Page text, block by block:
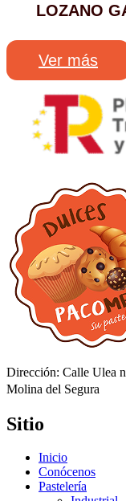
LOZANO
Ver más
Dirección: Calle Ulea
Molina del Segura
Sitio
Inicio
Conócenos
Pastelería